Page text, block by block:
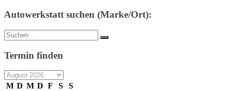
Autowerkstatt suchen (Marke/Ort):
Suche
nach:
Suchen
Termin finden
M D M D F S
S